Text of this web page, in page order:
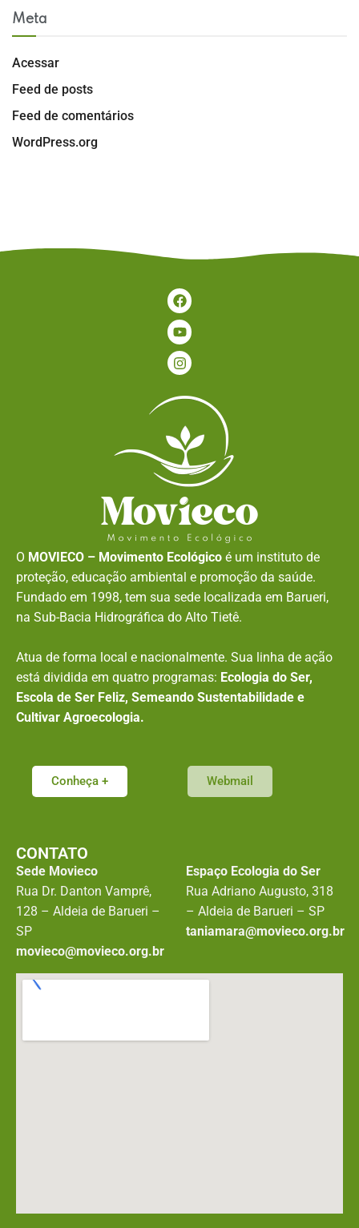
Meta
Acessar
Feed de posts
Feed de comentários
WordPress.org
O MOVIECO – Movimento Ecológico é um instituto de
proteção, educação ambiental e promoção da saúde.
Fundado em 1998, tem sua sede localizada em Barueri,
na Sub-Bacia Hidrográfica do Alto Tietê.
Atua de forma local e nacionalmente. Sua linha de ação
está dividida em quatro programas: Ecologia do Ser,
Escola de Ser Feliz, Semeando Sustentabilidade e
Cultivar Agroecologia.
Conheça + Webmail
CONTATO
Sede Movieco
Rua Dr. Danton Vamprê,
128 – Aldeia de Barueri –
SP
movieco@movieco.org.br
Espaço Ecologia do Ser
Rua Adriano Augusto, 318
– Aldeia de Barueri – SP
taniamara@movieco.org.br